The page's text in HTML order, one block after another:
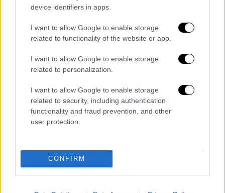
device identifiers in apps.
I want to allow Google to enable storage
related to functionality of the website or app.
I want to allow Google to enable storage
related to personalization.
I want to allow Google to enable storage
related to security, including authentication
functionality and fraud prevention, and other
user protection.
CONFIRM
Σημειώνεται ότι το 2020 είχε αναφερθεί
λόγω βίλα στη Μαγιόρκα, την οποία
απέκτησε η Κορίναγια 27 εκατομμύρια λίρες
σύμφωνα με τη γερμανική ταμπλόιντ Bild. Το
ακίνητο βρίσκεται στο πολυτελές κτήμα Las
Brisas, κοντά στο Andratx, στη νοτιοδυτική
Μαγιόρκα και διαθέτει υπερσύγχρονες
ανέσεις, όπως δύο πισίνες, ελικοδρόμιο,
γυμναστήριο και έναν τεράστιο κήπο με
Michael Schumacher's daughter,
Gina, ties the knot with her boyfriend